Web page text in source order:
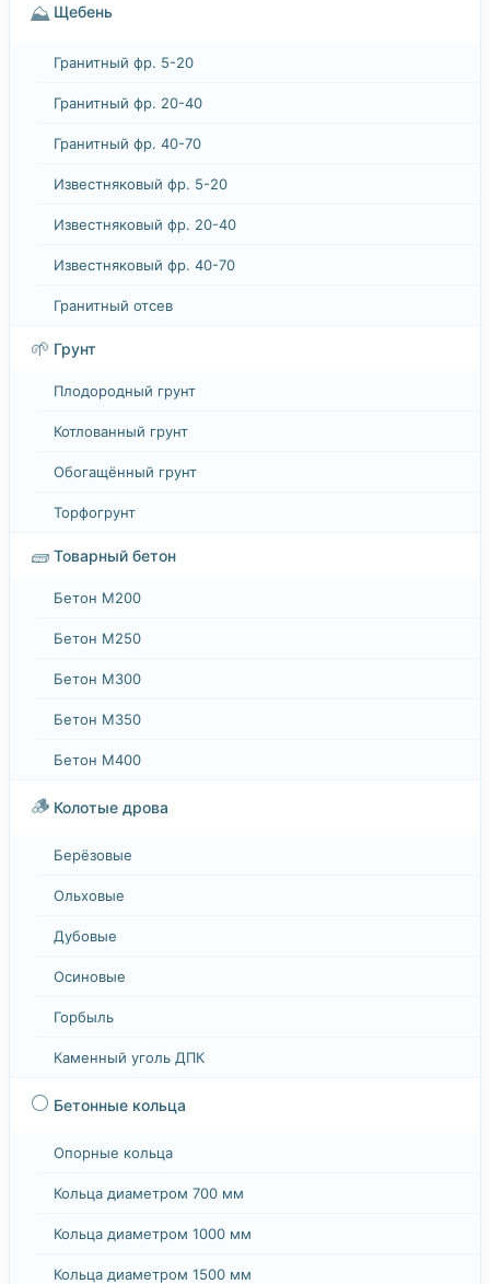
⛰️ Щебень
Гранитный фр. 5-20
Гранитный фр. 20-40
Гранитный фр. 40-70
Известняковый фр. 5-20
Известняковый фр. 20-40
Известняковый фр. 40-70
Гранитный отсев
🌱 Грунт
Плодородный грунт
Котлованный грунт
Обогащённый грунт
Торфогрунт
🧱 Товарный бетон
Бетон М200
Бетон М250
Бетон М300
Бетон М350
Бетон М400
🪵 Колотые дрова
Берёзовые
Ольховые
Дубовые
Осиновые
Горбыль
Каменный уголь ДПК
⚪ Бетонные кольца
Опорные кольца
Кольца диаметром 700 мм
Кольца диаметром 1000 мм
Кольца диаметром 1500 мм